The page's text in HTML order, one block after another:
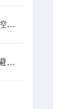
快速内切酶保存条件及质量控制要点
快速内切酶使用指南：如何避免星状活性与提高特异性？